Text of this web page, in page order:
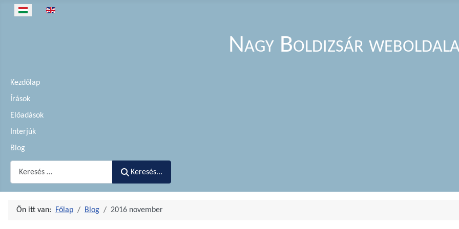
Válasszon nyelvet
Nagy Boldizsár
Kezdőlap
Írások
Előadások
Interjúk
Blog
Keresés...
Ön itt van: Főlap Blog 2016 november